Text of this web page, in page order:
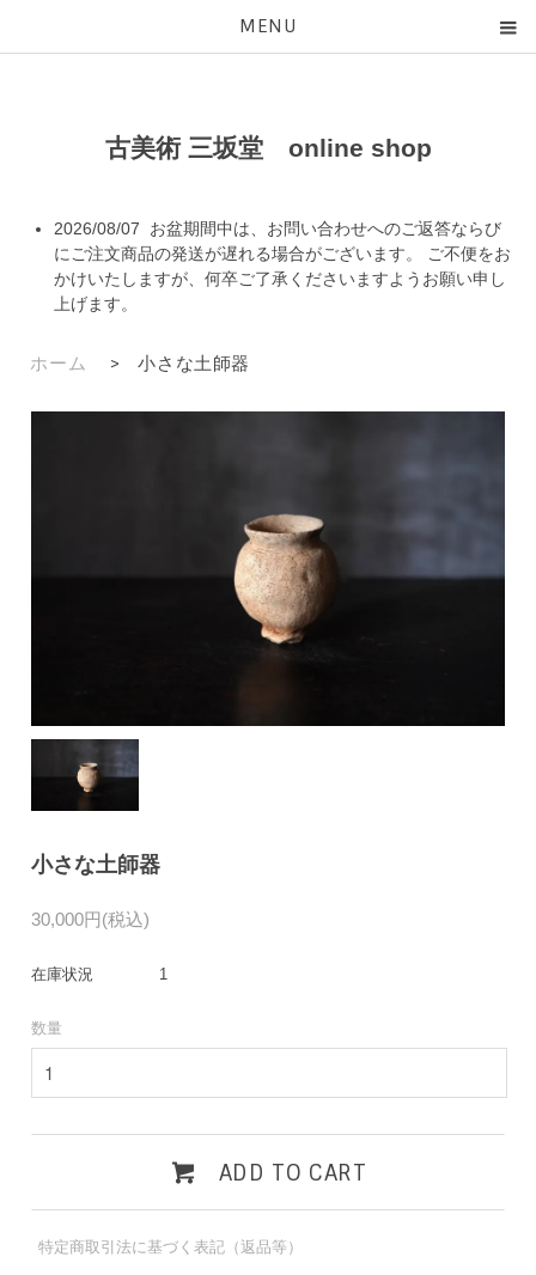
MENU
古美術 三坂堂 online shop
2026/08/07 お盆期間中は、お問い合わせへのご返答ならび
にご注文商品の発送が遅れる場合がございます。 ご不便をお
かけいたしますが、何卒ご了承くださいますようお願い申し
上げます。
ホーム > 小さな土師器
小さな土師器
30,000円(税込)
在庫状況 1
数量
ADD TO CART
特定商取引法に基づく表記（返品等）